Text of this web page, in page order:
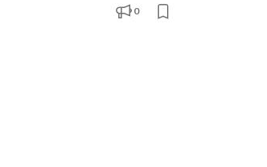
る方 ・動物が好きな方 ・社会
0